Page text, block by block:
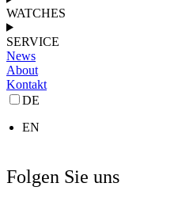
WATCHES
SERVICE
News
About
Kontakt
DE
EN
Folgen Sie uns